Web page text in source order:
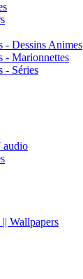
Dessins Animes
Marionnettes
- Séries
Wallpapers